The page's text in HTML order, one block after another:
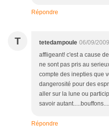
Répondre
T tetedampoule 06/09/
affligeant! c'est a cause
ne sont pas pris au
compte des inepties que
dangerosité pour des
aller sur la lune ou
savoir autant.....bouffons....
Répondre